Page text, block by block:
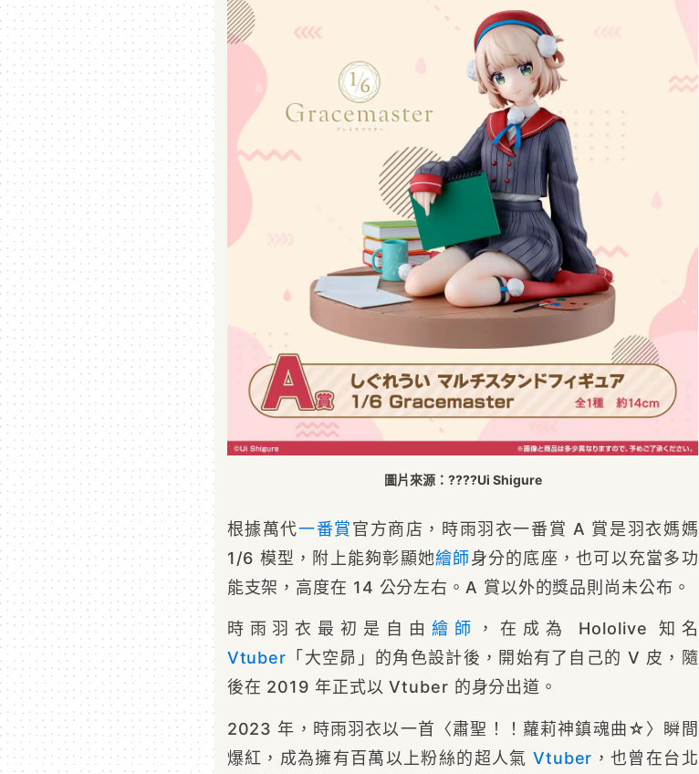
圖片來源：????Ui Shigure
根據萬代一番賞官方商店，時雨羽衣一番賞 A 賞是羽衣媽媽
1/6 模型，附上能夠彰顯她繪師身分的底座，也可以充當多功
能支架，高度在 14 公分左右。A 賞以外的獎品則尚未公布。
時雨羽衣最初是自由 繪師
，在成為 Hololive 知名
Vtuber 「大空昴」的角色設計後，開始有了自己的 V 皮，隨
後在 2019 年正式以 Vtuber 的身分出道。
2023 年，時雨羽衣以一首〈肅聖！！蘿莉神鎮魂曲☆〉瞬間
爆紅，成為擁有百萬以上粉絲的超人氣 Vtuber ，也曾在台北